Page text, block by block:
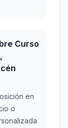
Curso
en
o